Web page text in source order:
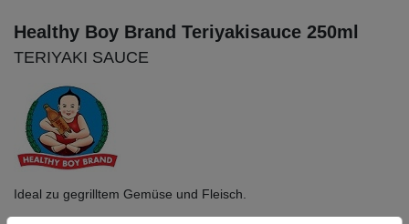
Healthy Boy Brand Teriyakisauce 250ml
TERIYAKI SAUCE
Ideal zu gegrilltem Gemüse und Fleisch.